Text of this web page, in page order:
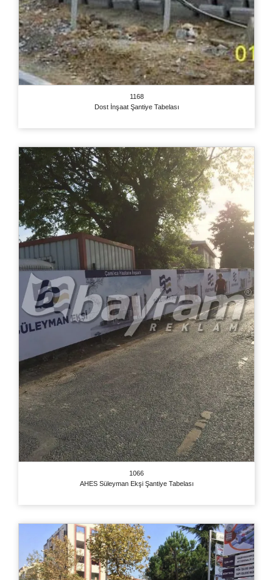
1168
Dost İnşaat Şantiye Tabelası
1066
AHES Süleyman Ekşi Şantiye Tabelası